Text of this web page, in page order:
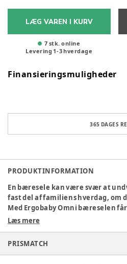
LÆG VAREN I KURV
7 stk. online
Levering 1-3hverdage
Finansieringsmuligheder
365 DAGES
PRODUKTINFORMATION
En bæresele kan være svær at
fast del af familiens hverdag, om
Med Ergobaby Omni bæreselen
allerede fra nyfødt af da den kan
Når den bruges fra nyfødt vender
brystkasse, og giver utrolig
Læs mere
PRISMATCH